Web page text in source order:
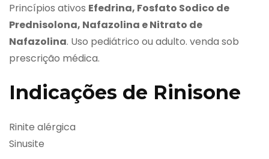
Princípios ativos Efedrina, Fosfato Sodico de
Prednisolona, Nafazolina e Nitrato de
Nafazolina. Uso pediátrico ou adulto. venda sob
prescrição médica.
Indicações de Rinisone
Rinite alérgica
Sinusite